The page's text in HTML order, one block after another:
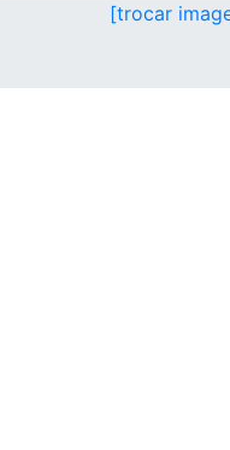
[trocar